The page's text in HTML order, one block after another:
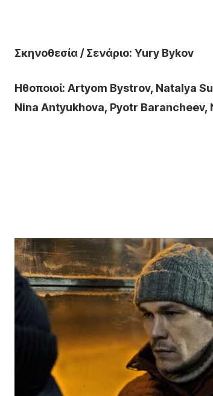
Σκηνοθεσία / Σενάριο: Yury Bykov
Ηθοποιοί: Artyom Bystrov, Natalya
Nina Antyukhova, Pyotr Barancheev,